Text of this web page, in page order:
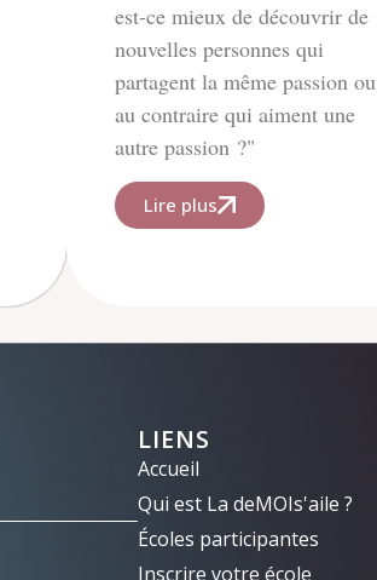
est-ce mieux de découvrir de
nouvelles personnes qui
partagent la même passion ou
au contraire qui aiment une
autre passion ?"
Lire plus
LIENS
Accueil
Qui est La deMOIs'aile ?
Écoles participantes
Inscrire votre école